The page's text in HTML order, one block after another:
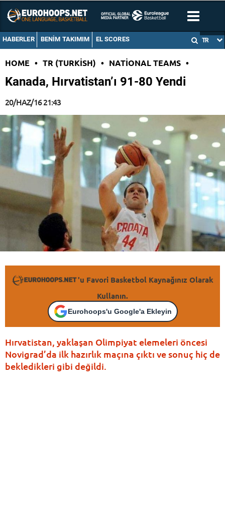
HABERLER BENIM TAKIMIM EL SCORES TR
HOME • TR (TURKISH) • NATIONAL TEAMS •
Kanada, Hırvatistan’ı 91-80 Yendi
20/HAZ/16 21:43
'u Favori Basketbol Kaynağınız Olarak
Kullanın.
Eurohoops'u Google'a Ekleyin
Hırvatistan, yaklaşan Olimpiyat elemeleri öncesi
Novigrad’da ilk hazırlık maçına çıktı ve sonuç hiç de
bekledikleri gibi değildi.